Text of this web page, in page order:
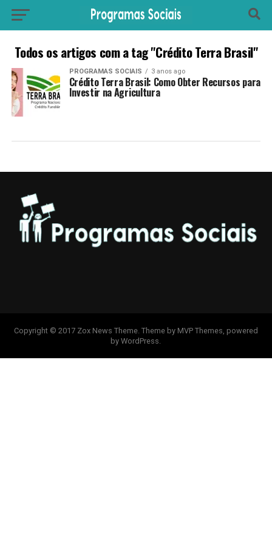
Todos os artigos com a tag "Crédito Terra Brasil"
PROGRAMAS SOCIAIS 3 anos ago
Crédito Terra Brasil: Como Obter Recursos para
Investir na Agricultura
Copyright © 2017 Zox News Theme. Theme by MVP Themes, powered
by WordPress.